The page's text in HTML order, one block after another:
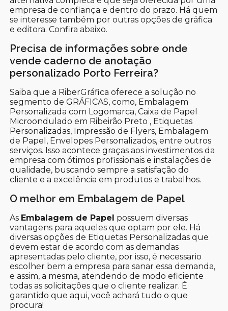
empresa de confiança e dentro do prazo. Há quem
se interesse também por outras opções de gráfica
e editora. Confira abaixo.
Precisa de informações sobre onde
vende caderno de anotação
personalizado Porto Ferreira?
Saiba que a RiberGráfica oferece a solução no
segmento de GRÁFICAS, como, Embalagem
Personalizada com Logomarca, Caixa de Papel
Microondulado em Ribeirão Preto , Etiquetas
Personalizadas, Impressão de Flyers, Embalagem
de Papel, Envelopes Personalizados, entre outros
serviços. Isso acontece graças aos investimentos da
empresa com ótimos profissionais e instalações de
qualidade, buscando sempre a satisfação do
cliente e a excelência em produtos e trabalhos.
O melhor em Embalagem de Papel
As Embalagem de Papel possuem diversas
vantagens para aqueles que optam por ele. Há
diversas opções de Etiquetas Personalizadas que
devem estar de acordo com as demandas
apresentadas pelo cliente, por isso, é necessario
escolher bem a empresa para sanar essa demanda,
e assim, a mesma, atendendo de modo eficiente
todas as solicitações que o cliente realizar. É
garantido que aqui, você achará tudo o que
procura!